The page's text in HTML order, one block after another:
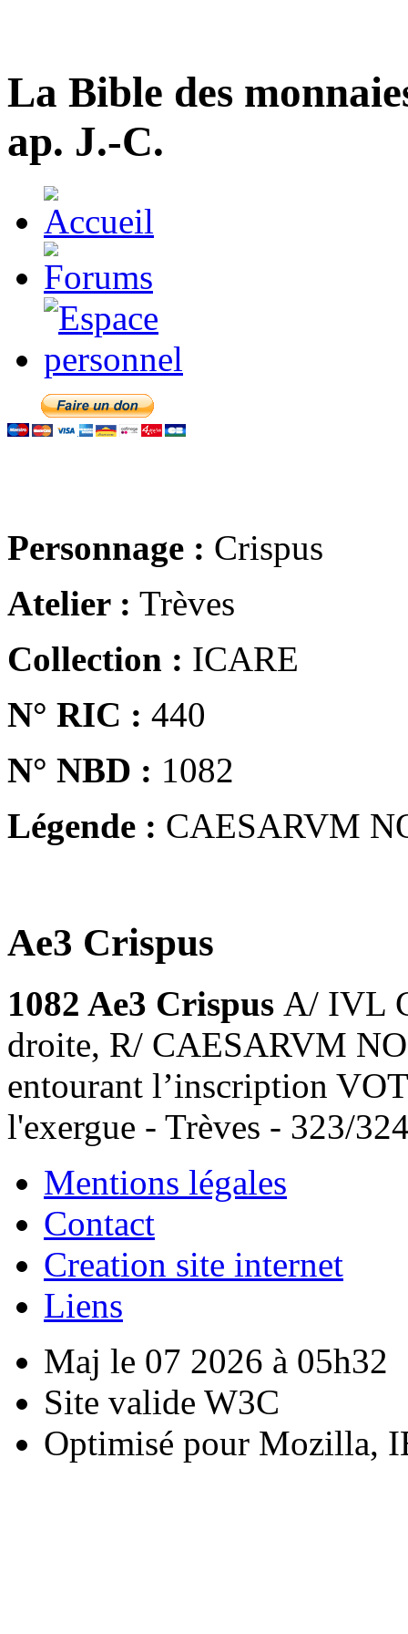
La Bible des
ap. J.-C.
Personnage : Crispus
Atelier : Trèves
Collection : ICARE
N° RIC : 440
N° NBD : 1082
Légende : CAESARVM
Ae3 Crispus
1082 Ae3 Crispus A/ IVL
droite, R/ CAESARVM
entourant l’inscription
l'exergue - Trèves - 323/
Mentions légales
Contact
Creation site internet
Liens
Maj le 07 2026 à 05h32
Site valide W3C
Optimisé pour Mozilla,